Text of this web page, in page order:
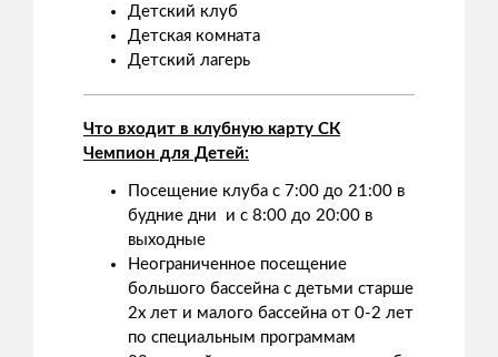
Детский клуб
Детская комната
Детский лагерь
Что входит в клубную карту СК
Чемпион для Детей:
Посещение клуба с 7:00 до 21:00 в
будние дни и с 8:00 до 20:00 в
выходные
Неограниченное посещение
большого бассейна с детьми старше
2х лет и малого бассейна от 0-2 лет
по специальным программам